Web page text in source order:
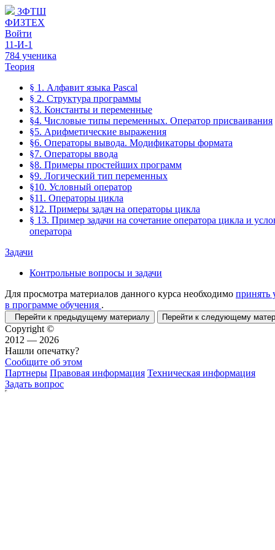
ЗФТШ
ФИЗТЕХ
Войти
11-И-1
784 ученика
Теория
§ 1. Алфавит языка Pascal
§ 2. Структура программы
§3. Константы и переменные
§4. Числовые типы переменных. Оператор присваивания
§5. Арифметические выражения
§6. Операторы вывода. Модификаторы формата
§7. Операторы ввода
§8. Примеры простейших программ
§9. Логический тип переменных
§10. Условный оператор
§11. Операторы цикла
§12. Примеры задач на операторы цикла
§ 13. Пример задачи на сочетание оператора цикла и
оператора
Задачи
Контрольные вопросы и задачи
Для просмотра материалов данного курса необходимо принять
в программе обучения .
Перейти к предыдущему материалу Перейти к следующему
Copyright ©
2012 — 2026
Нашли опечатку?
Сообщите об этом
Партнеры Правовая информация Техническая информация
Задать вопрос